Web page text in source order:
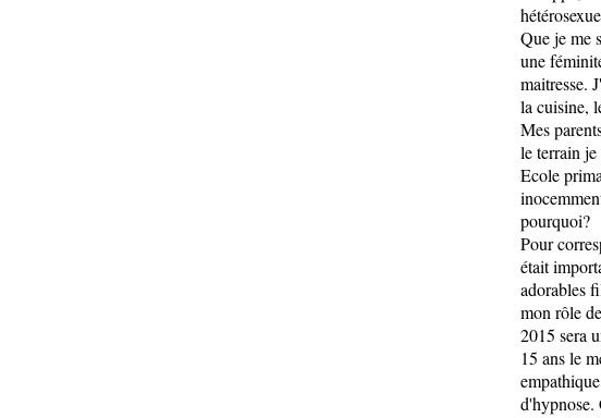
Que je me
une
maitresse.
la cuisine,
Mes
le terrain
Ecole
pourquoi?
Pour
était
adorables
mon rôle
2015 sera
15 ans le
d'hypnose.